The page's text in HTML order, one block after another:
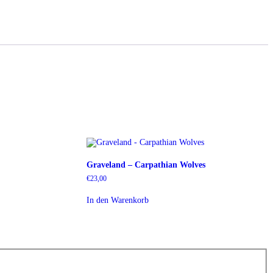
Graveland – Carpathian Wolves
€23,00
In den Warenkorb